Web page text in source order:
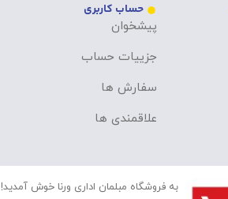
حساب کاربری
پیشخوان
جزییات حساب
سفارش ها
علاقمندی ها
به فروشگاه مبلمان اداری ورنا خوش آمدید!